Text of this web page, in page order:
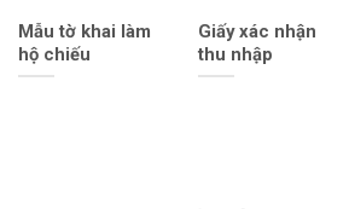
Mẫu tờ khai làm
hộ chiếu
Giấy xác nhận
thu nhập